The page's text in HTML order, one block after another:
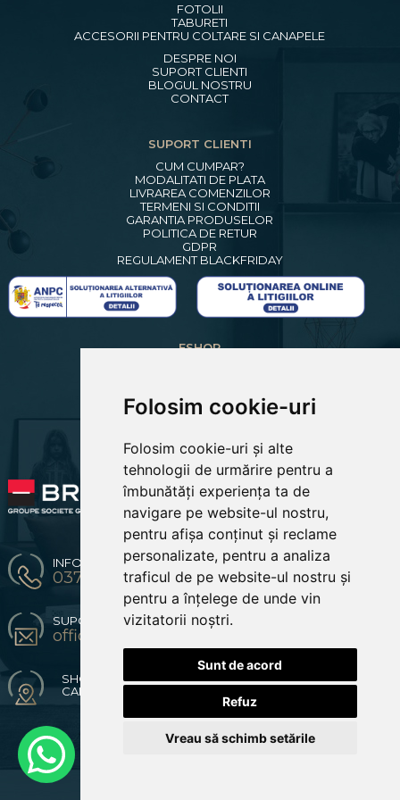
Folosim cookie-uri
Folosim cookie-uri și alte
tehnologii de urmărire pentru a
îmbunătăți experiența ta de
navigare pe website-ul nostru,
pentru afișa conținut și reclame
personalizate, pentru a analiza
traficul de pe website-ul nostru și
pentru a înțelege de unde vin
vizitatorii noștri.
Sunt de acord
Refuz
Vreau să schimb setările
FOTOLII
TABURETI
ACCESORII PENTRU COLTARE SI CANAPELE
DESPRE NOI
SUPORT CLIENTI
BLOGUL NOSTRU
CONTACT
SUPORT CLIENTI
CUM CUMPAR?
MODALITATI DE PLATA
LIVRAREA COMENZILOR
TERMENI SI CONDITII
GARANTIA PRODUSELOR
POLITICA DE RETUR
GDPR
REGULAMENT BLACKFRIDAY
ESHOP
RECUPERARE PAROLA
EDITARE PROFIL
PREFERINTE COOKIES
INFO & COMENZI
0371 904 216 / 0774670619
SUPORT CLIENTI
office@bestsofa.ro
SHOWROOM
CALEA LUGOJULUI 2 TIMISOARA
© Copyright 2026BestSofa.ro